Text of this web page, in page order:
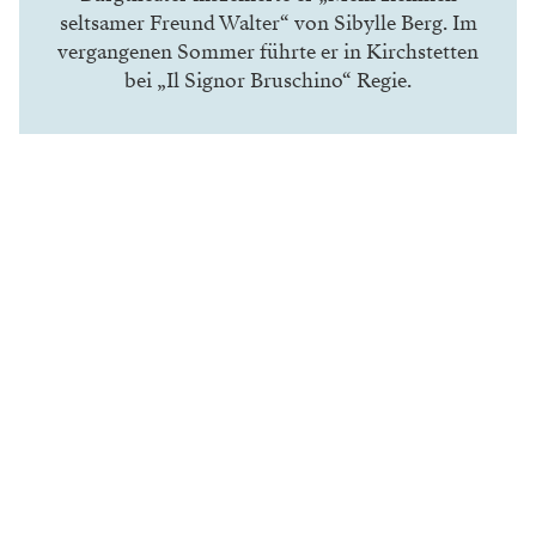
seltsamer Freund Walter“ von Sibylle Berg. Im
vergangenen Sommer führte er in Kirchstetten
bei „Il Signor Bruschino“ Regie.